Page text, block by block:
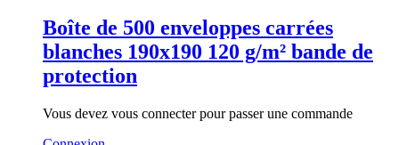
Boîte de 500 enveloppes carrées
blanches 190x190 120 g/m² bande de
protection
Vous devez vous connecter pour passer une commande